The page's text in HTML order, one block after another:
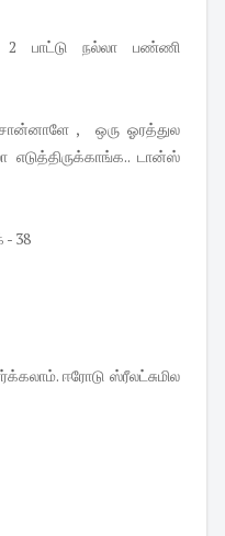
2 பாட்டு நல்லா பண்ணி
, ஒரு ஓரத்துல
எடுத்திருக்காங்க.. டான்ஸ்
- 38
ஈரோடு ஸ்ரீலட்சுமில